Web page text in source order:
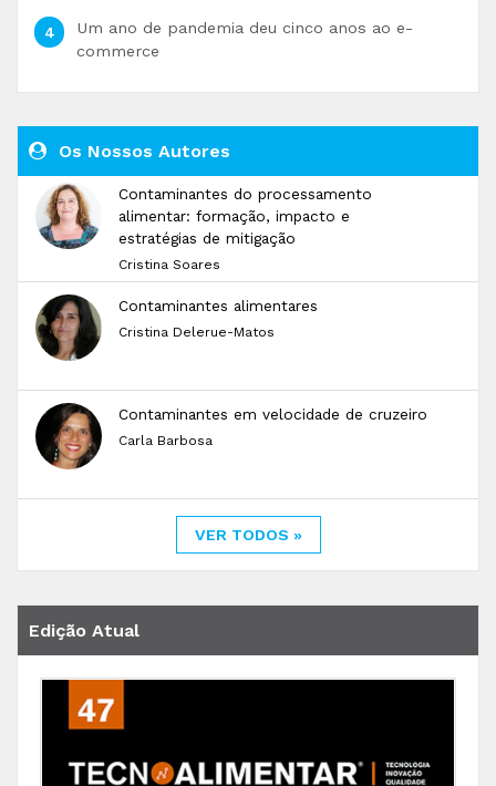
Um ano de pandemia deu cinco anos ao e-
commerce
Os Nossos Autores
Contaminantes do processamento
alimentar: formação, impacto e
estratégias de mitigação
Cristina Soares
Contaminantes alimentares
Cristina Delerue-Matos
Contaminantes em velocidade de cruzeiro
Carla Barbosa
VER TODOS »
Edição Atual